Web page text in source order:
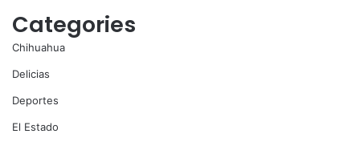
Categories
Chihuahua
Delicias
Deportes
El Estado